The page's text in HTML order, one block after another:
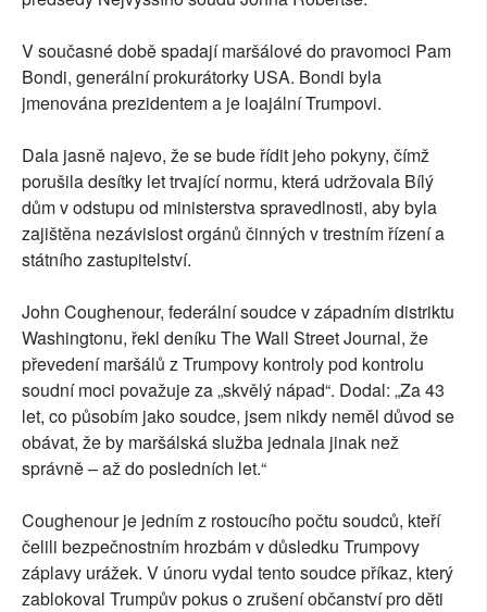
V současné době spadají maršálové do pravomoci Pam
Bondi, generální prokurátorky USA. Bondi byla
jmenována prezidentem a je loajální Trumpovi.
Dala jasně najevo, že se bude řídit jeho pokyny, čímž
porušila desítky let trvající normu, která udržovala Bílý
dům v odstupu od ministerstva spravedlnosti, aby byla
zajištěna nezávislost orgánů činných v trestním řízení a
státního zastupitelství.
John Coughenour, federální soudce v západním distriktu
Washingtonu, řekl deníku The Wall Street Journal, že
převedení maršálů z Trumpovy kontroly pod kontrolu
soudní moci považuje za „skvělý nápad“. Dodal: „Za 43
let, co působím jako soudce, jsem nikdy neměl důvod se
obávat, že by maršálská služba jednala jinak než
správně – až do posledních let.“
Coughenour je jedním z rostoucího počtu soudců, kteří
čelili bezpečnostním hrozbám v důsledku Trumpovy
záplavy urážek. V únoru vydal tento soudce příkaz, který
zablokoval Trumpův pokus o zrušení občanství pro děti